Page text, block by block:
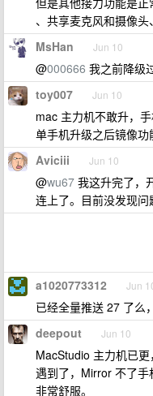
、共享麦克风和摄像
MsHan Jun 10
@000666 我之前降级
toy007 Jun 10
mac 主力机不敢升，
单手机升级之后镜像功
Aviciii Jun 10
@wu67 我这升完了，
连上了。目前没发现问
a1020773312 Jun
已经全量推送 27 了么
deepout Jun 10
MacStudio 主力机已
遇到了，Mirror 不了手
非常舒服。